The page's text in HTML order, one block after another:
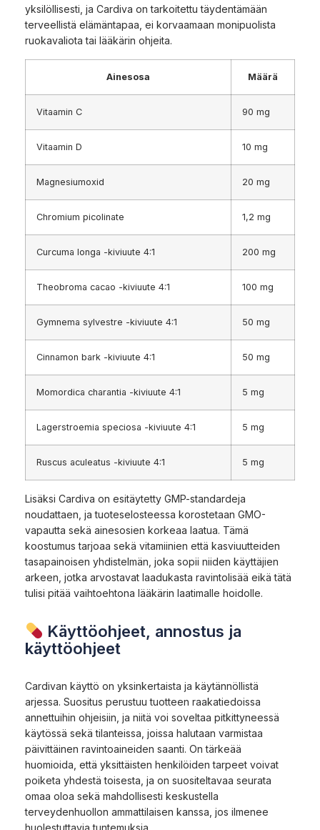
yksilöllisesti, ja Cardiva on tarkoitettu täydentämään
terveellistä elämäntapaa, ei korvaamaan monipuolista
ruokavaliota tai lääkärin ohjeita.
Ainesosa Määrä
Vitaamin C 90 mg
Vitaamin D 10 mg
Magnesiumoxid 20 mg
Chromium picolinate 1,2 mg
Curcuma longa -kiviuute 4:1 200 mg
Theobroma cacao -kiviuute 4:1 100 mg
Gymnema sylvestre -kiviuute 4:1 50 mg
Cinnamon bark -kiviuute 4:1 50 mg
Momordica charantia -kiviuute 4:1 5 mg
Lagerstroemia speciosa -kiviuute 4:1 5 mg
Ruscus aculeatus -kiviuute 4:1 5 mg
Lisäksi Cardiva on esitäytetty GMP-standardeja
noudattaen, ja tuoteselosteessa korostetaan GMO-
vapautta sekä ainesosien korkeaa laatua. Tämä
koostumus tarjoaa sekä vitamiinien että kasviuutteiden
tasapainoisen yhdistelmän, joka sopii niiden käyttäjien
arkeen, jotka arvostavat laadukasta ravintolisää eikä tätä
tulisi pitää vaihtoehtona lääkärin laatimalle hoidolle.
Käyttöohjeet, annostus ja
käyttöohjeet
Cardivan käyttö on yksinkertaista ja käytännöllistä
arjessa. Suositus perustuu tuotteen raakatiedoissa
annettuihin ohjeisiin, ja niitä voi soveltaa pitkittyneessä
käytössä sekä tilanteissa, joissa halutaan varmistaa
päivittäinen ravintoaineiden saanti. On tärkeää
huomioida, että yksittäisten henkilöiden tarpeet voivat
poiketa yhdestä toisesta, ja on suositeltavaa seurata
omaa oloa sekä mahdollisesti keskustella
terveydenhuollon ammattilaisen kanssa, jos ilmenee
huolestuttavia tuntemuksia.